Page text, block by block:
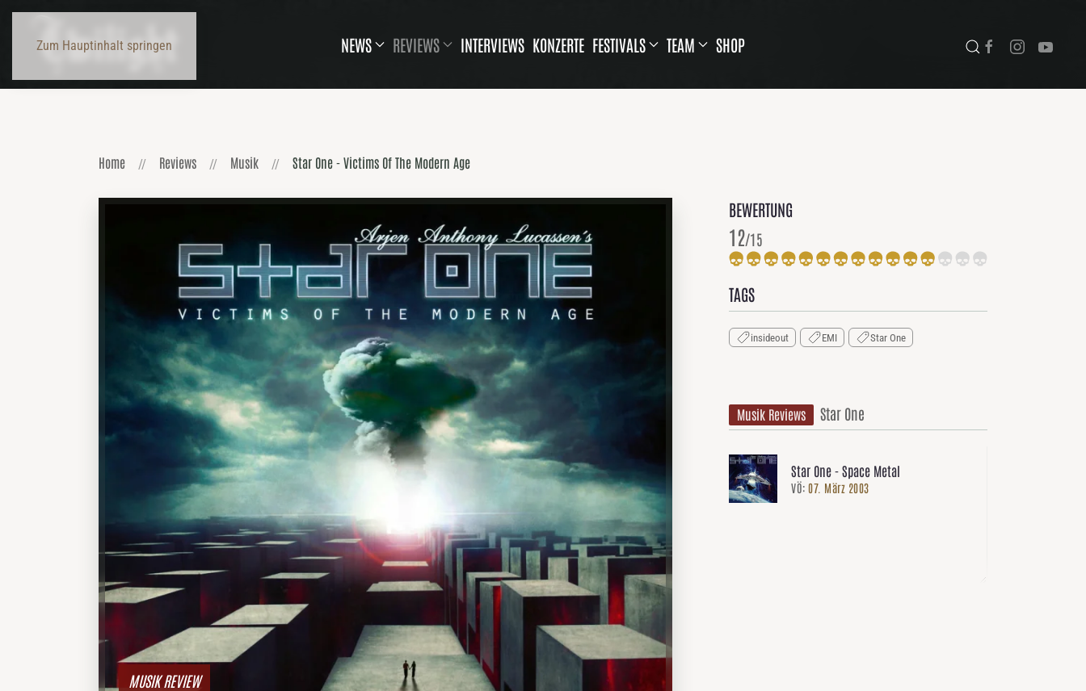
Zum Hauptinhalt springen NEWS REVIEWS INTERVIEWS KONZERTE FESTIVALS TEAM SHOP
Home Reviews Musik Star One - Victims Of The Modern Age
MUSIK REVIEW
BEWERTUNG
12/15
TAGS
insideout EMI Star One
Musik Reviews Star One
Star One - Space Metal
VÖ: 07. März 2003